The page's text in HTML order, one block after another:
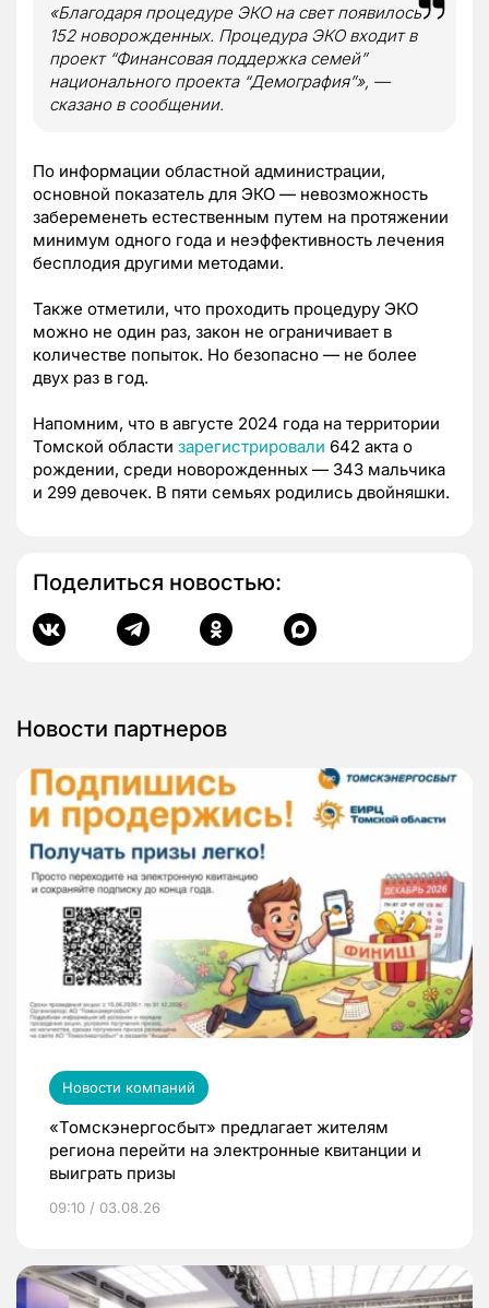
«Благодаря процедуре ЭКО на свет появилось
152 новорожденных. Процедура ЭКО входит в
проект “Финансовая поддержка семей”
национального проекта “Демография”», —
сказано в сообщении.
По информации областной администрации,
основной показатель для ЭКО — невозможность
забеременеть естественным путем на протяжении
минимум одного года и неэффективность лечения
бесплодия другими методами.
Также отметили, что проходить процедуру ЭКО
можно не один раз, закон не ограничивает в
количестве попыток. Но безопасно — не более
двух раз в год.
Напомним, что в августе 2024 года на территории
Томской области зарегистрировали 642 акта о
рождении, среди новорожденных — 343 мальчика
и 299 девочек. В пяти семьях родились двойняшки.
Поделиться новостью:
Новости партнеров
Новости компаний
«Томскэнергосбыт» предлагает жителям
региона перейти на электронные квитанции и
выиграть призы
09:10 / 03.08.26